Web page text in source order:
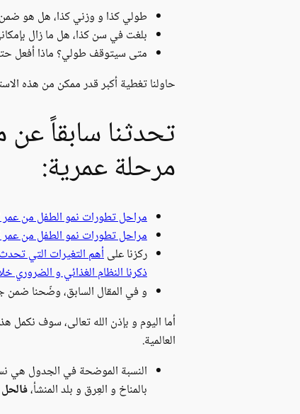
طولي كذا و وزني كذا، هل هو ضمن
بلغت في سن كذا، هل ما زال
متى سيتوقف طولي؟ ماذا أفعل
حاولنا تغطية أكبر قدر ممكن من هذه
تحدثنا سابقاً
مرحلة عمرية:
مراحل تطورات نمو الطفل من عمر 2-5 سنوات و أهم النصائح لتعزيز نموه
مراحل تطورات نمو الطفل من عمر 6-12 سنة و أهم النصائح لتعزيز نموه
ركزنا علىأهم التغيرات التي
ذكرنا النظام الغذائي و الضروري
و في المقال السابق، وضّحنا
أما اليوم و بإذن الله تعالى، سوف نكمل
العالمية.
النسبة الموضحة في الجدول هي
بالمناخ و العِرق و بلد المنشأ،